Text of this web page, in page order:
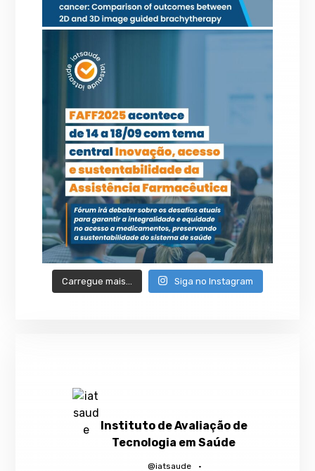
Carregue mais… Siga no Instagram
Instituto de Avaliação de
Tecnologia em Saúde
@iatsaude ·